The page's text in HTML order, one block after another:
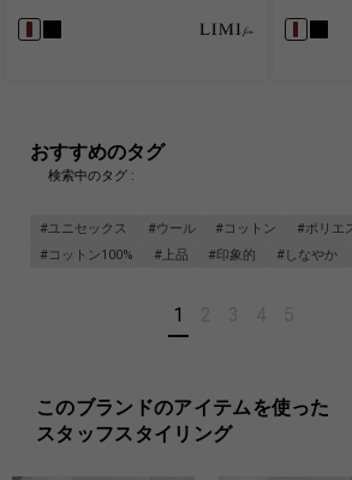
おすすめのタグ
検索中のタグ :
#ユニセックス #ウール #コットン
#ポリエ
#コットン100%
#上品 #印象的 #しなやか
1
このブランドのアイテムを使った
スタッフスタイリング